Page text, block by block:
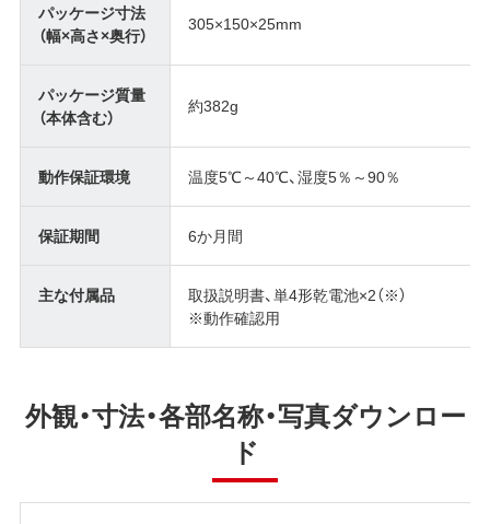
パッケージ寸法
（幅×高さ×奥行）
305×150×25mm
パッケージ質量
（本体含む）
約382g
動作保証環境 温度5℃～40℃、湿度5％～90％
保証期間 6か月間
主な付属品
取扱説明書、単4形乾電池×2（※）
※動作確認用
外観・寸法・各部名称・写真ダウンロー
ド